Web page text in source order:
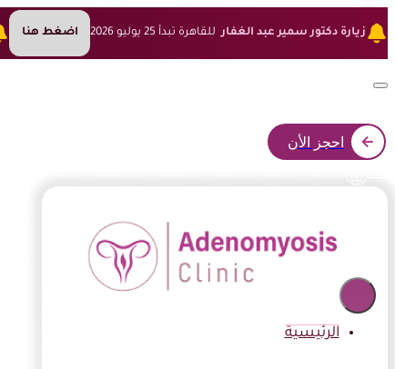
زيارة دكتور سمير عبد الغفار للقاهرة تبدأ 25 يوليو 2026 اضغط هنا
احجز الأن
الرئيسية